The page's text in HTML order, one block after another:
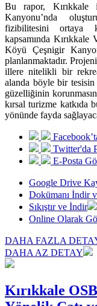
Bu rapor,
Kanyonu’nda
fizibilitesini ortaya
kapsamında
Köyü Çeşnigir
planlanmaktadır.
illere nitelikli bir
alanda böyle bir
güzelliğinin
kırsal turizme katkıda
yönünde fayda
Twitter'da
E-Posta
Google Drive
Dokümanı İndir
Sıkıştır ve İndir
Online Olarak
DAHA FAZLA
DAHA AZ DETAY
Kırıkkale